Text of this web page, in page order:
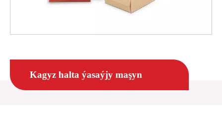
Kagyz halta ýasaýjy maşyn